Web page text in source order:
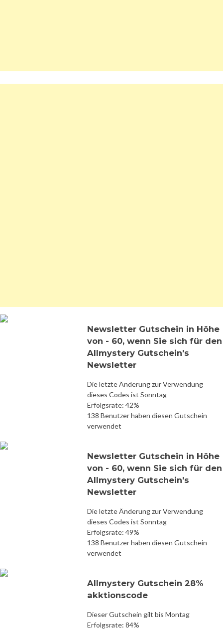
Newsletter Gutschein in Höhe
von - 60, wenn Sie sich für den
Allmystery Gutschein's
Newsletter
Die letzte Änderung zur Verwendung
dieses Codes ist Sonntag
Erfolgsrate: 42%
138 Benutzer haben diesen Gutschein
verwendet
Newsletter Gutschein in Höhe
von - 60, wenn Sie sich für den
Allmystery Gutschein's
Newsletter
Die letzte Änderung zur Verwendung
dieses Codes ist Sonntag
Erfolgsrate: 49%
138 Benutzer haben diesen Gutschein
verwendet
Allmystery Gutschein 28%
akktionscode
Dieser Gutschein gilt bis Montag
Erfolgsrate: 84%